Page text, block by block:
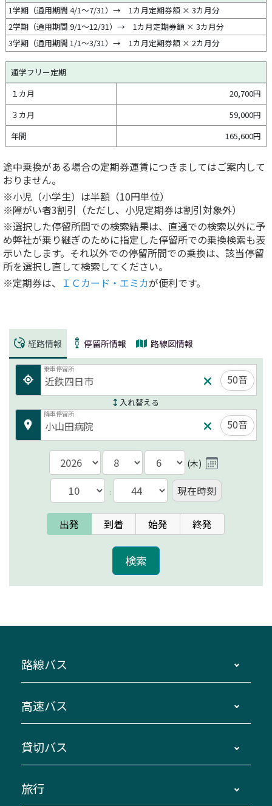
1学期（通用期間 4/1～7/31）→ 1カ月定期券額 × 3カ月分
2学期（通用期間 9/1～12/31）→ 1カ月定期券額 × 3カ月分
3学期（通用期間 1/1～3/31）→ 1カ月定期券額 × 2カ月分
通学フリー定期
１カ月
20,700円
３カ月
59,000円
年間
165,600円
途中乗換がある場合の定期券運賃につきましてはご案内して
おりません。
※小児（小学生）は半額（10円単位）
※障がい者3割引（ただし、小児定期券は割引対象外）
※選択した停留所間での検索結果は、直通での検索以外に予
め弊社が乗り継ぎのために指定した停留所での乗換検索も表
示いたします。それ以外での停留所間での乗換は、該当停留
所を選択し直して検索してください。
※定期券は、
ＩＣカード・エミカが便利です。
経路情報 停留所情報 路線図情報
乗車停留所
50音
入れ替える
降車停留所
50音
(木)
: 現在時刻
出発 到着 始発 終発
路線バス
主要停留所案内図・時刻表
路線バスのご利用方法
三重交通接近情報バスロケーションシステム
高速バス
南紀・VISON～横浜・東京・埼玉
伊賀～名古屋
貸切バス
貸切バスのご利用について
旅行